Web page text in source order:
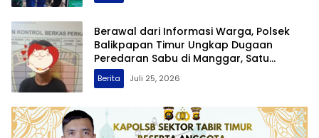
Berawal dari Informasi Warga, Polsek
Balikpapan Timur Ungkap Dugaan
Peredaran Sabu di Manggar, Satu
Terduga Pelaku Diamankan
Berita Juli 25, 2026